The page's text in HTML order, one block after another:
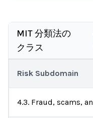
MIT 分類法の
クラス
Risk Subdomain
4.3. Fraud, scams,